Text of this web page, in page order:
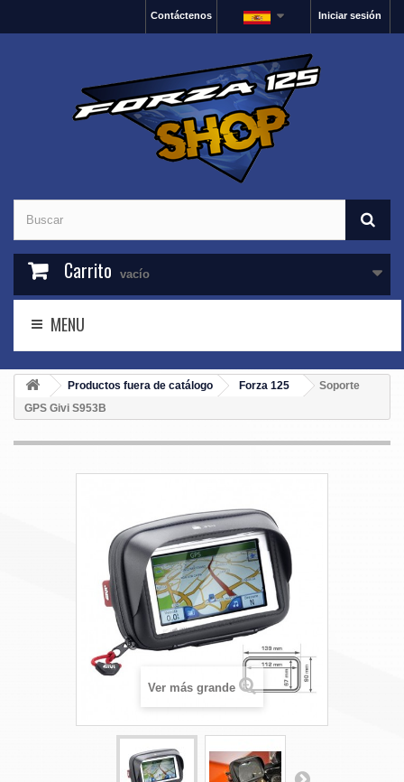
Iniciar sesión
Contáctenos
Carrito vacío
MENU
Productos fuera de catálogo Forza 125
Soporte
GPS Givi S953B
Ver más grande